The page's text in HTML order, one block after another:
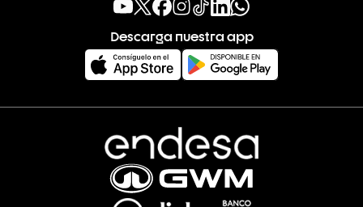
Descarga nuestra app